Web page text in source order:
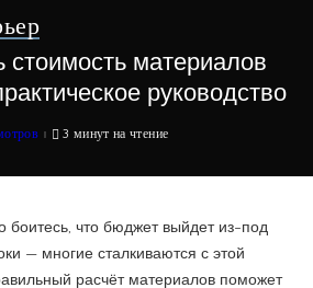
стоимость материалов
руководство
3 минут на чтение
боитесь, что бюджет выйдет из-под
— многие сталкиваются с этой
расчёт материалов поможет